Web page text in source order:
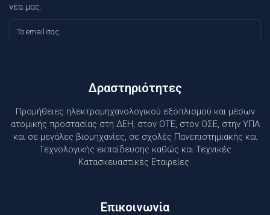
νέα μας.
Δραστηριότητες
Προμήθειες ηλεκτρομηχανολογικού εξοπλισμού και μέσων
ατομικής προστασίας στη ΔΕΗ, στον ΟΤΕ, στον ΟΣΕ, στην ΥΠΑ
και σε μεγάλες βιομηχανίες, σε σχολές Πανεπιστημιακής και
Τεχνολογικής εκπαίδευσης καθώς και Τεχνικές
Κατασκευαστικές Εταιρείες.
Επικοινωνία